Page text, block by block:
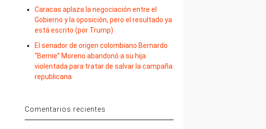
Caracas aplaza la negociación entre el
Gobierno y la oposición, pero el resultado ya
está escrito (por Trump)
El senador de origen colombiano Bernardo
“Bernie” Moreno abandonó a su hija
violentada para tratar de salvar la campaña
republicana
Comentarios recientes